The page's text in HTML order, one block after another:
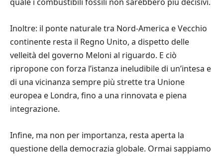
Inoltre: il ponte naturale tra Nord-America e Vecchio
continente resta il Regno Unito, a dispetto delle
velleità del governo Meloni al riguardo. E ciò
ripropone con forza l’istanza ineludibile di un’intesa e
di una vicinanza sempre più strette tra Unione
europea e Londra, fino a una rinnovata e piena
integrazione.
Infine, ma non per importanza, resta aperta la
questione della democrazia globale. Ormai sappiamo